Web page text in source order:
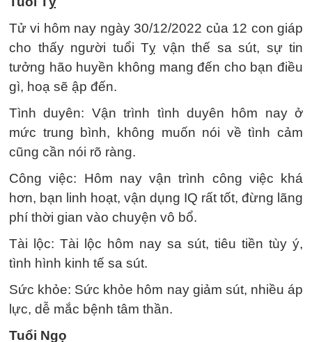
Tử vi hôm nay ngày 30/12/2022 của 12 con giáp
cho thấy người tuổi Tỵ vận thế sa sút, sự tin
tưởng hão huyền không mang đến cho bạn điều
gì, hoạ sẽ ập đến.
Tình duyên: Vận trình tình duyên hôm nay ở
mức trung bình, không muốn nói về tình cảm
cũng cần nói rõ ràng.
Công việc: Hôm nay vận trình công việc khá
hơn, bạn linh hoạt, vận dụng IQ rất tốt, đừng lãng
phí thời gian vào chuyện vô bổ.
Tài lộc: Tài lộc hôm nay sa sút, tiêu tiền tùy ý,
tình hình kinh tế sa sút.
Sức khỏe: Sức khỏe hôm nay giảm sút, nhiều áp
lực, dễ mắc bệnh tâm thần.
Tuổi Ngọ